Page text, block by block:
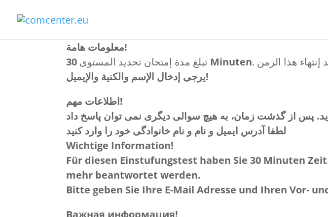
معلومات هامة!
تبلغ مدة إمتحان تحديد المستوى 30 Minuten
يرجى إدخال الإسم والكنية والإيميل!
اطلاعات مهم!
لطفا آدرس ایمیل و نام و نام خانوادگی خود را وارد کنید
Wichtige Information!
Für diesen Einstufungstest haben Sie30 Minuten
mehr beantwortet werden.
Bitte geben Sie Ihre E-Mail Adresse und Ihren Vor-
Важная информация!